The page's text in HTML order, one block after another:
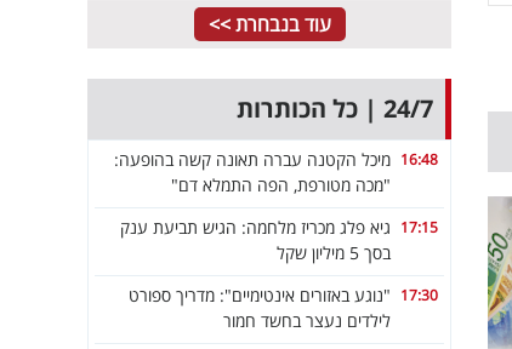
עוד בנבחרת >>
24/7 | כל הכותרות
16:48 מיכל הקטנה עברה תאונה קשה בהופעה:
"מכה מטורפת, הפה התמלא דם"
17:15 גיא פלג מכריז מלחמה: הגיש תביעת ענק
בסך 5 מיליון שקל
17:30 "נוגע באזורים אינטימיים": מדריך ספורט
לילדים נעצר בחשד חמור